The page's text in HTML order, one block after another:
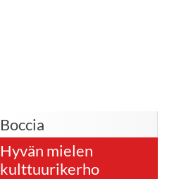
Boccia
Hyvän mielen
kulttuurikerho